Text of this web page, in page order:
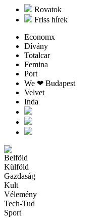
Rovatok
Friss hírek
Economx
Dívány
Totalcar
Femina
Port
We ❤︎ Budapest
Velvet
Inda
Belföld
Külföld
Gazdaság
Kult
Vélemény
Tech-Tud
Sport